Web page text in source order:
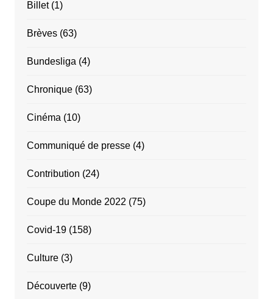
Billet(1)
Brèves(63)
Bundesliga (4)
Chronique(63)
Cinéma (10)
Communiqué de presse(4)
Contribution (24)
Coupe du Monde 2022 (75)
Covid-19(158)
Culture(3)
Découverte(9)